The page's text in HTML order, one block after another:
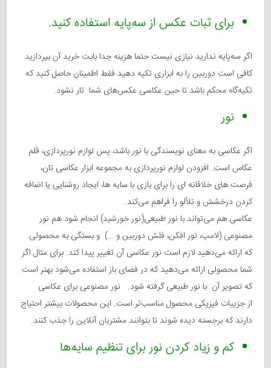
برای ثبات عکس از سه‌پایه استفاده کنید.
اگر سه‌پایه ندارید نیازی نیست حتما هزینه جدا بابت خرید آن بپردازید
کافی است دوربین را به ابزاری تکیه دهید فقط اطمینان حاصل کنید که
تکیه‌گاه محکم باشد تا حین عکاسی عکس‌های شما تار نشود.
نور
اگر عکاسی به معنای نویسندگی با نور باشد، پس لوازم نورپردازی، قلم
عکاس است. افزودن لوازم نورپردازی به مجموعه ابزار عکاسی تان،
فرصت های خلاقانه ای را برای بازی با سایه ها، ایجاد روشنایی یا اضافه
کردن درخشش و تلألو را فراهم می‌کند.
عکاسی هم می‌تواند با نور طبیعی(نور خورشید) انجام شود هم نور
مصنوعی (لامپ، نور افکن، فلش دوربین و …) و بستگی به محصولی
که ارائه می‌دهید لازم است نور عکاسی آن تغییر پیدا کند. برای مثال اگر
شما محصولی ارائه می‌دهید که در فضای باز استفاده می‌شود بهتر است
که تصویر آن با نور طبیعی گرفته شود. نور مصنوعی برای عکاسی
از جزییات فیزیکی محصول مناسب‌تر است. این محصولات بیشتر احتیاج
دارند که برجسته دیده شوند تا بتوانند مشتریان آنلاین را جذب کنند.
کم و زیاد کردن نور برای تنظیم سایه‌ها